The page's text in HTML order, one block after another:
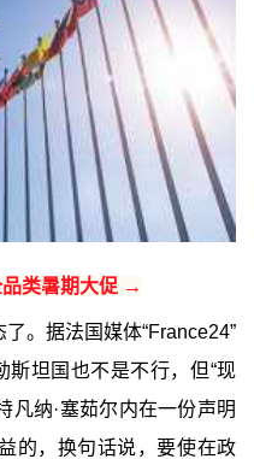
类暑期大促 →
。据法国媒体“France24”
坦国也不是不行，但“现
凡纳·塞茹尔内在一份声明
的，换句话说，要使在政